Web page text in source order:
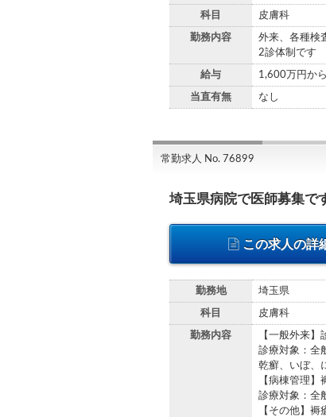
科目 皮膚科
勤務内容
外来、各種検
2診体制です
給与 1,600万円から
当直有無 なし
常勤求人 No. 76899
埼玉県病院で医師募集で
この求人の詳
勤務地 埼玉県
科目 皮膚科
勤務内容
【一般外来
診療対象：全
乾癬、いぼ、
【病棟管理】
診療対象：全
【その他】